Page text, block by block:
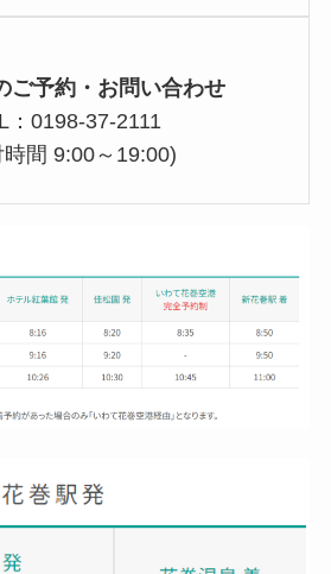
ご予約・お問い合わせ
：0198-37-2111
時間 9:00～19:00)